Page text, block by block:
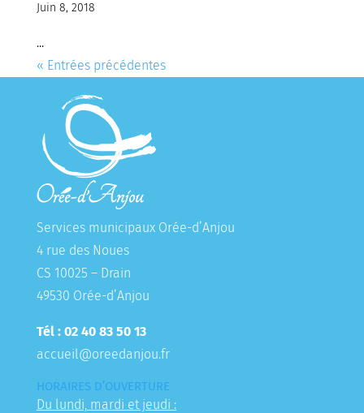
Juin 8, 2018
...
« Entrées précédentes
Services municipaux Orée-d’Anjou
4 rue des Noues
CS 10025 – Drain
49530 Orée-d’Anjou
Tél : 02 40 83 50 13
accueil@oreedanjou.fr
HORAIRES D’OUVERTURE
Du lundi, mardi et jeudi :